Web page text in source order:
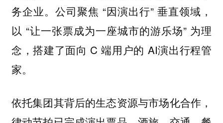
务企业。公司聚焦 “因演出行” 垂直领域，
以 “让一张票成为一座城市的游乐场” 为理
念，搭建了面向 C 端用户的 AI演出行程管
家。
依托集团其背后的生态资源与市场化合作，